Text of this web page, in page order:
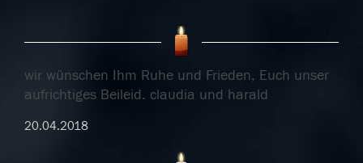
wir wünschen Ihm Ruhe und Frieden, Euch unser
aufrichtiges Beileid. claudia und harald
20.04.2018